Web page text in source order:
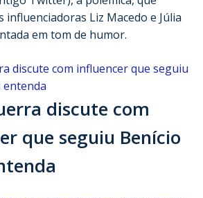
influenciadoras Liz Macedo e Júlia
em tom de humor.
discute com
que seguiu Benício